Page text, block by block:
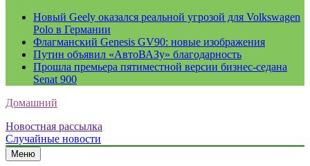
Новый Geely оказался реальной угрозой для Volkswagen
Polo в Германии
Флагманский Genesis GV90: новые изображения
Путин объявил «АвтоВАЗу» благодарность
Прошла премьера пятиместной версии бизнес-седана
Senat 900
Домашний
Новостная рассылка
Случайные новости
Меню